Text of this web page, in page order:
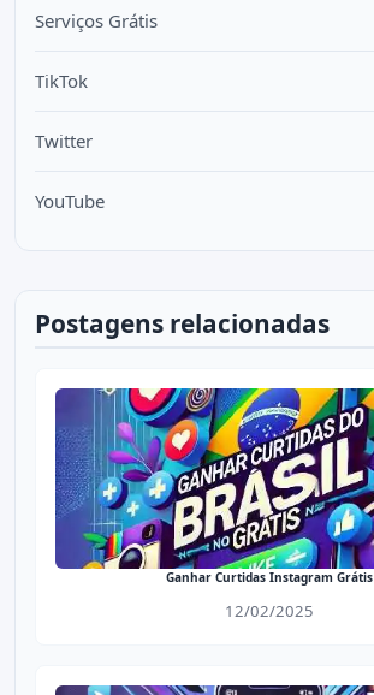
Serviços Grátis
TikTok
Twitter
YouTube
Postagens relacionadas
Ganhar Curtidas Instagram Grátis
12/02/2025